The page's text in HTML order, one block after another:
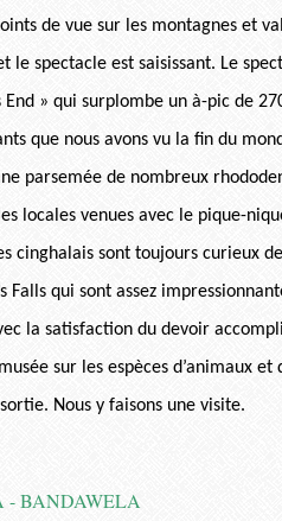
de vue sur les montagnes et
le spectacle est saisissant. Le
» qui surplombe un à-pic de
que nous avons vu la fin du
parsemée de nombreux
locales venues avec le pique-
cinghalais sont toujours curieux
Falls qui sont assez
la satisfaction du devoir
sur les espèces d’animaux et
Nous y faisons une visite.